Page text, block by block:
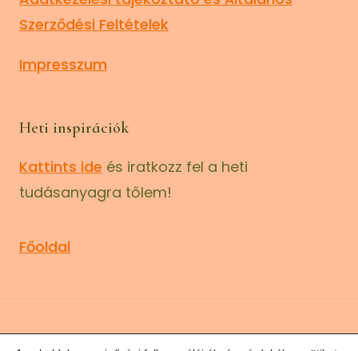
Szerződési Feltételek
Impresszum
Heti inspirációk
Kattints ide és iratkozz fel a heti
tudásanyagra tőlem!
Főoldal